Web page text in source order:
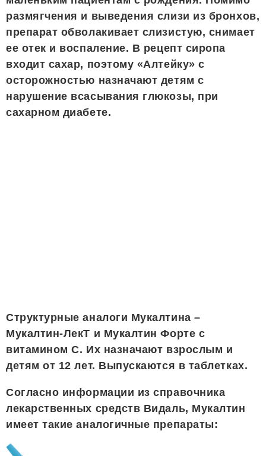
размягчения и выведения слизи из бронхов,
препарат обволакивает слизистую, снимает
ее отек и воспаление. В рецепт сиропа
входит сахар, поэтому «Алтейку» с
осторожностью назначают детям с
нарушение всасывания глюкозы, при
сахарном диабете.
Структурные аналоги Мукалтина –
Мукалтин-ЛекТ и Мукалтин Форте с
витамином С. Их назначают взрослым и
детям от 12 лет. Выпускаются в таблетках.
Согласно информации из справочника
лекарственных средств Видаль, Мукалтин
имеет такие аналогичные препараты: